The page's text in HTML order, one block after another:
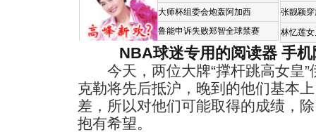
大师杯组委会炮轰阿加西
鲁能申诉失败郑智全球禁赛
张靓颖
林忆莲
NBA球迷专用的阅读器 手
今天，两位大牌“撑杆跳高女皇”
克勒将先后抵沪，晚到的他们基本
差，所以对他们可能取得的成绩，
抱有希望。